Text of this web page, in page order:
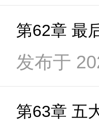
第62章 最
发布于
第63章 五